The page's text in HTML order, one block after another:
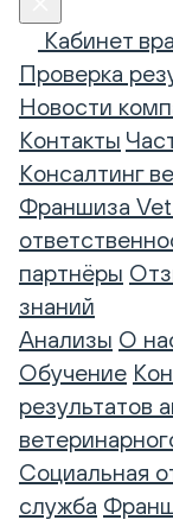
Кабинет
Проверка
Новости
Контакты
Консалтинг
Франшиза
партнёры
знаний
Анализы О
Обучение
результатов
Социальная
служба